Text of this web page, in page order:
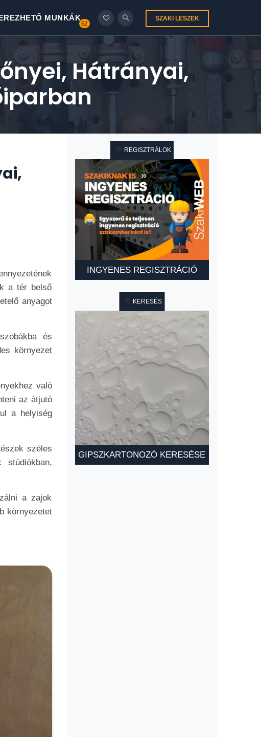
SZAKI LESZEK
MUNKÁK
52
Hátrányai,
a tér belső
anyagot
és
környezet
való
az átjutó
a helyiség
széles
stúdiókban,
a zajok
környezetet
REGISZTRÁLOK
INGYENES REGISZTRÁCIÓ
KERESÉS
GIPSZKARTONOZÓ KERESÉSE